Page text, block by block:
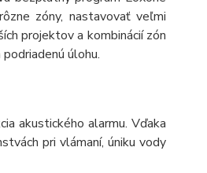
zóny, nastavovať veľmi
projektov a kombinácií zón
úlohu.
akustického alarmu. Vďaka
pri vlámaní, úniku vody